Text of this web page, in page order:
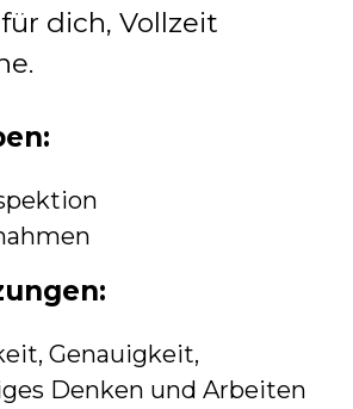
dich, Vollzeit
Genauigkeit,
Denken und Arbeiten